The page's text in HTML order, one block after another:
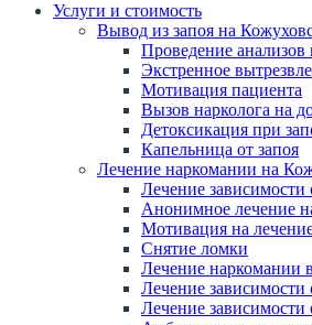
Услуги и стоимость
Вывод из запоя на
Проведение анализов
Экстренное
Мотивация пациента
Вызов нарколога на
Детоксикация при
Капельница от запоя
Лечение наркомании на
Лечение зависимости
Анонимное лечение
Мотивация на
Снятие ломки
Лечение наркомании
Лечение зависимости
Лечение зависимости